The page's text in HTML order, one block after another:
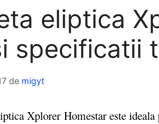
eliptica
specificatii
de migyt
Xplorer Homestar este ideala